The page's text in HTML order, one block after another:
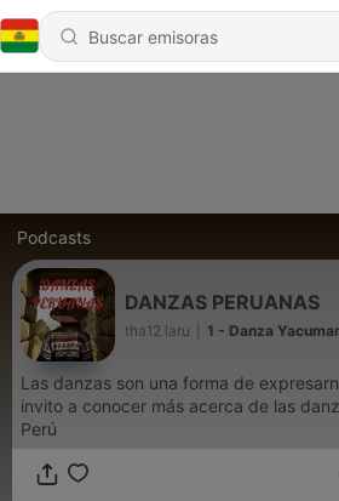
Podcasts
DANZAS PERUANAS
tha12 laru 1 - Danza
Las danzas son una forma de
invito a conocer más acerca de las
Perú